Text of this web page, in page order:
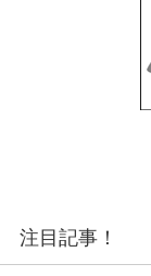
注目記事！